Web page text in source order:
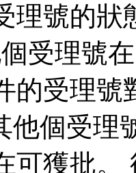
理號的狀
受理號
的受理號
他個受理
可獲批。